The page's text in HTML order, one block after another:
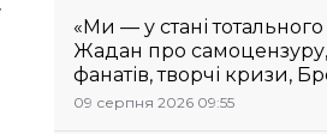
«Ми — у стані тотального
Жадан про самоцензуру,
фанатів, творчі кризи,
09 серпня 2026 09:55